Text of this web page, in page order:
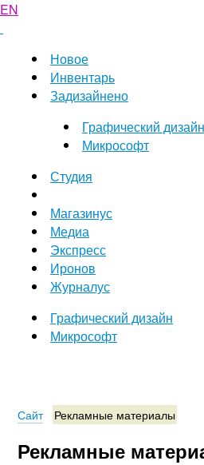
EN
Новое
Инвентарь
Задизайнено
Графический дизайн
Микрософт
Студия
Магазинус
Медиа
Экспресс
Иронов
Журналус
Графический дизайн
Микрософт
Сайт Рекламные материалы
Рекламные